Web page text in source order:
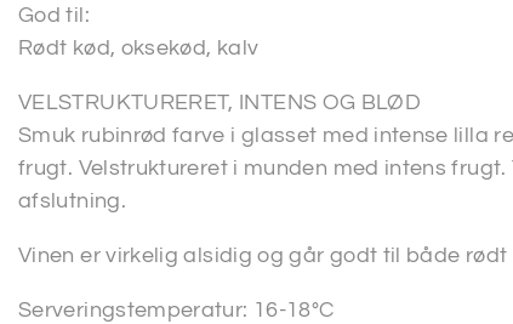
God til:
Rødt kød, oksekød, kalv
VELSTRUKTURERET, INTENS OG BLØD
Smuk rubinrød farve i glasset med intense lilla
frugt. Velstruktureret i munden med intens frugt.
afslutning.
Vinen er virkelig alsidig og går godt til både rødt
Serveringstemperatur: 16-18°C